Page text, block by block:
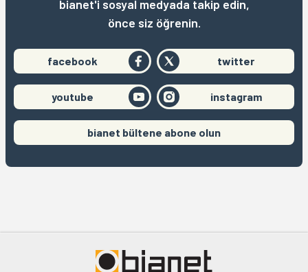
bianet'i sosyal medyada takip edin,
önce siz öğrenin.
facebook twitter
youtube instagram
bianet bültene abone olun